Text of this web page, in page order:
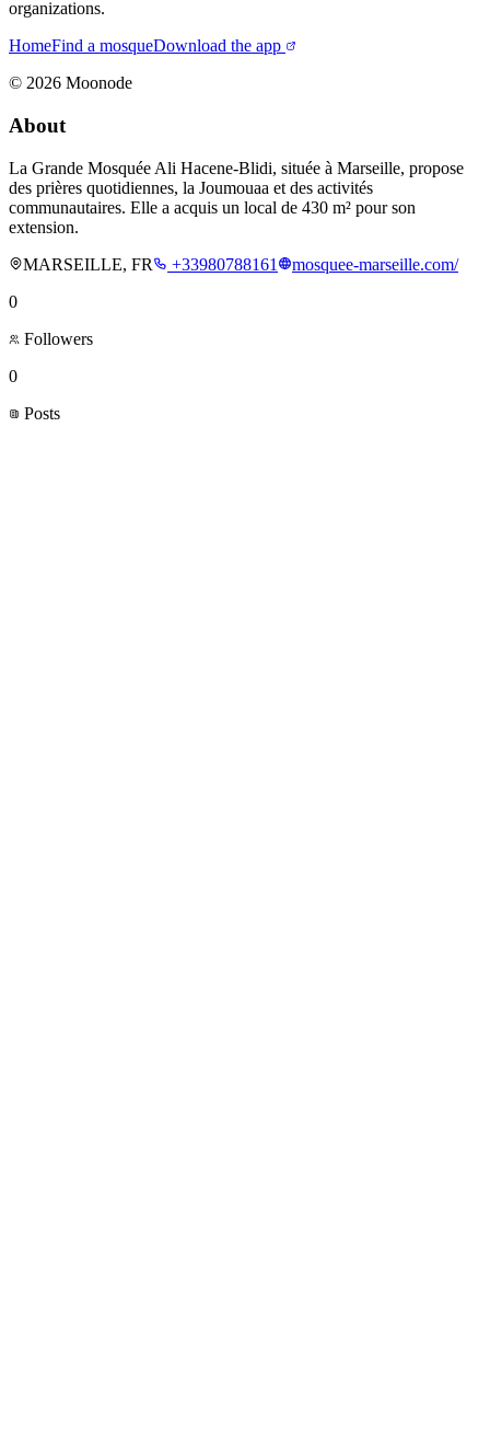
organizations.
HomeFind a mosqueDownload the app
© 2026 Moonode
About
La Grande Mosquée Ali Hacene-Blidi, située à Marseille, propose
des prières quotidiennes, la Joumouaa et des activités
communautaires. Elle a acquis un local de 430 m² pour son
extension.
MARSEILLE, FR
+33980788161
mosquee-marseille.com/
0
Followers
0
Posts